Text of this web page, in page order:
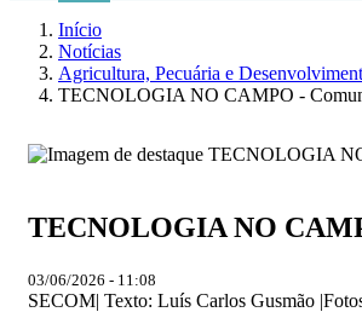
Início
Notícias
Agricultura, Pecuária e
TECNOLOGIA NO CAMPO -
TECNOLOGIA NO
03/06/2026 - 11:08
SECOM| Texto: Luís Carlos Gusmão